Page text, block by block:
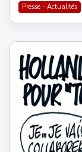
Presse - Actualités